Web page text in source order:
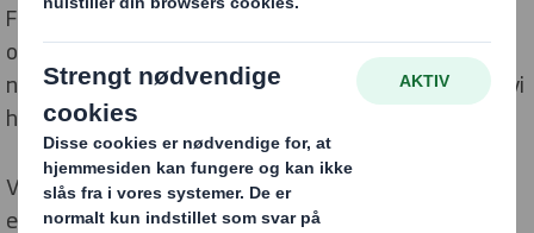
Fandt du ikke en ledig stilling som matcher dig? Du kan
oprette et login til en konto, hvor du kan tilmelde dig
notifikationer og være den første til at få besked, når vi
har en ledig stilling, som passer til dig.
Vil du vide mere om at arbejde hos os, en ledig stilling
eller vores rekrutteringsproces? Kontakt en kollega fra